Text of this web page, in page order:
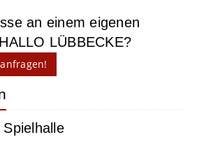
an einem eigenen
LÜBBECKE?